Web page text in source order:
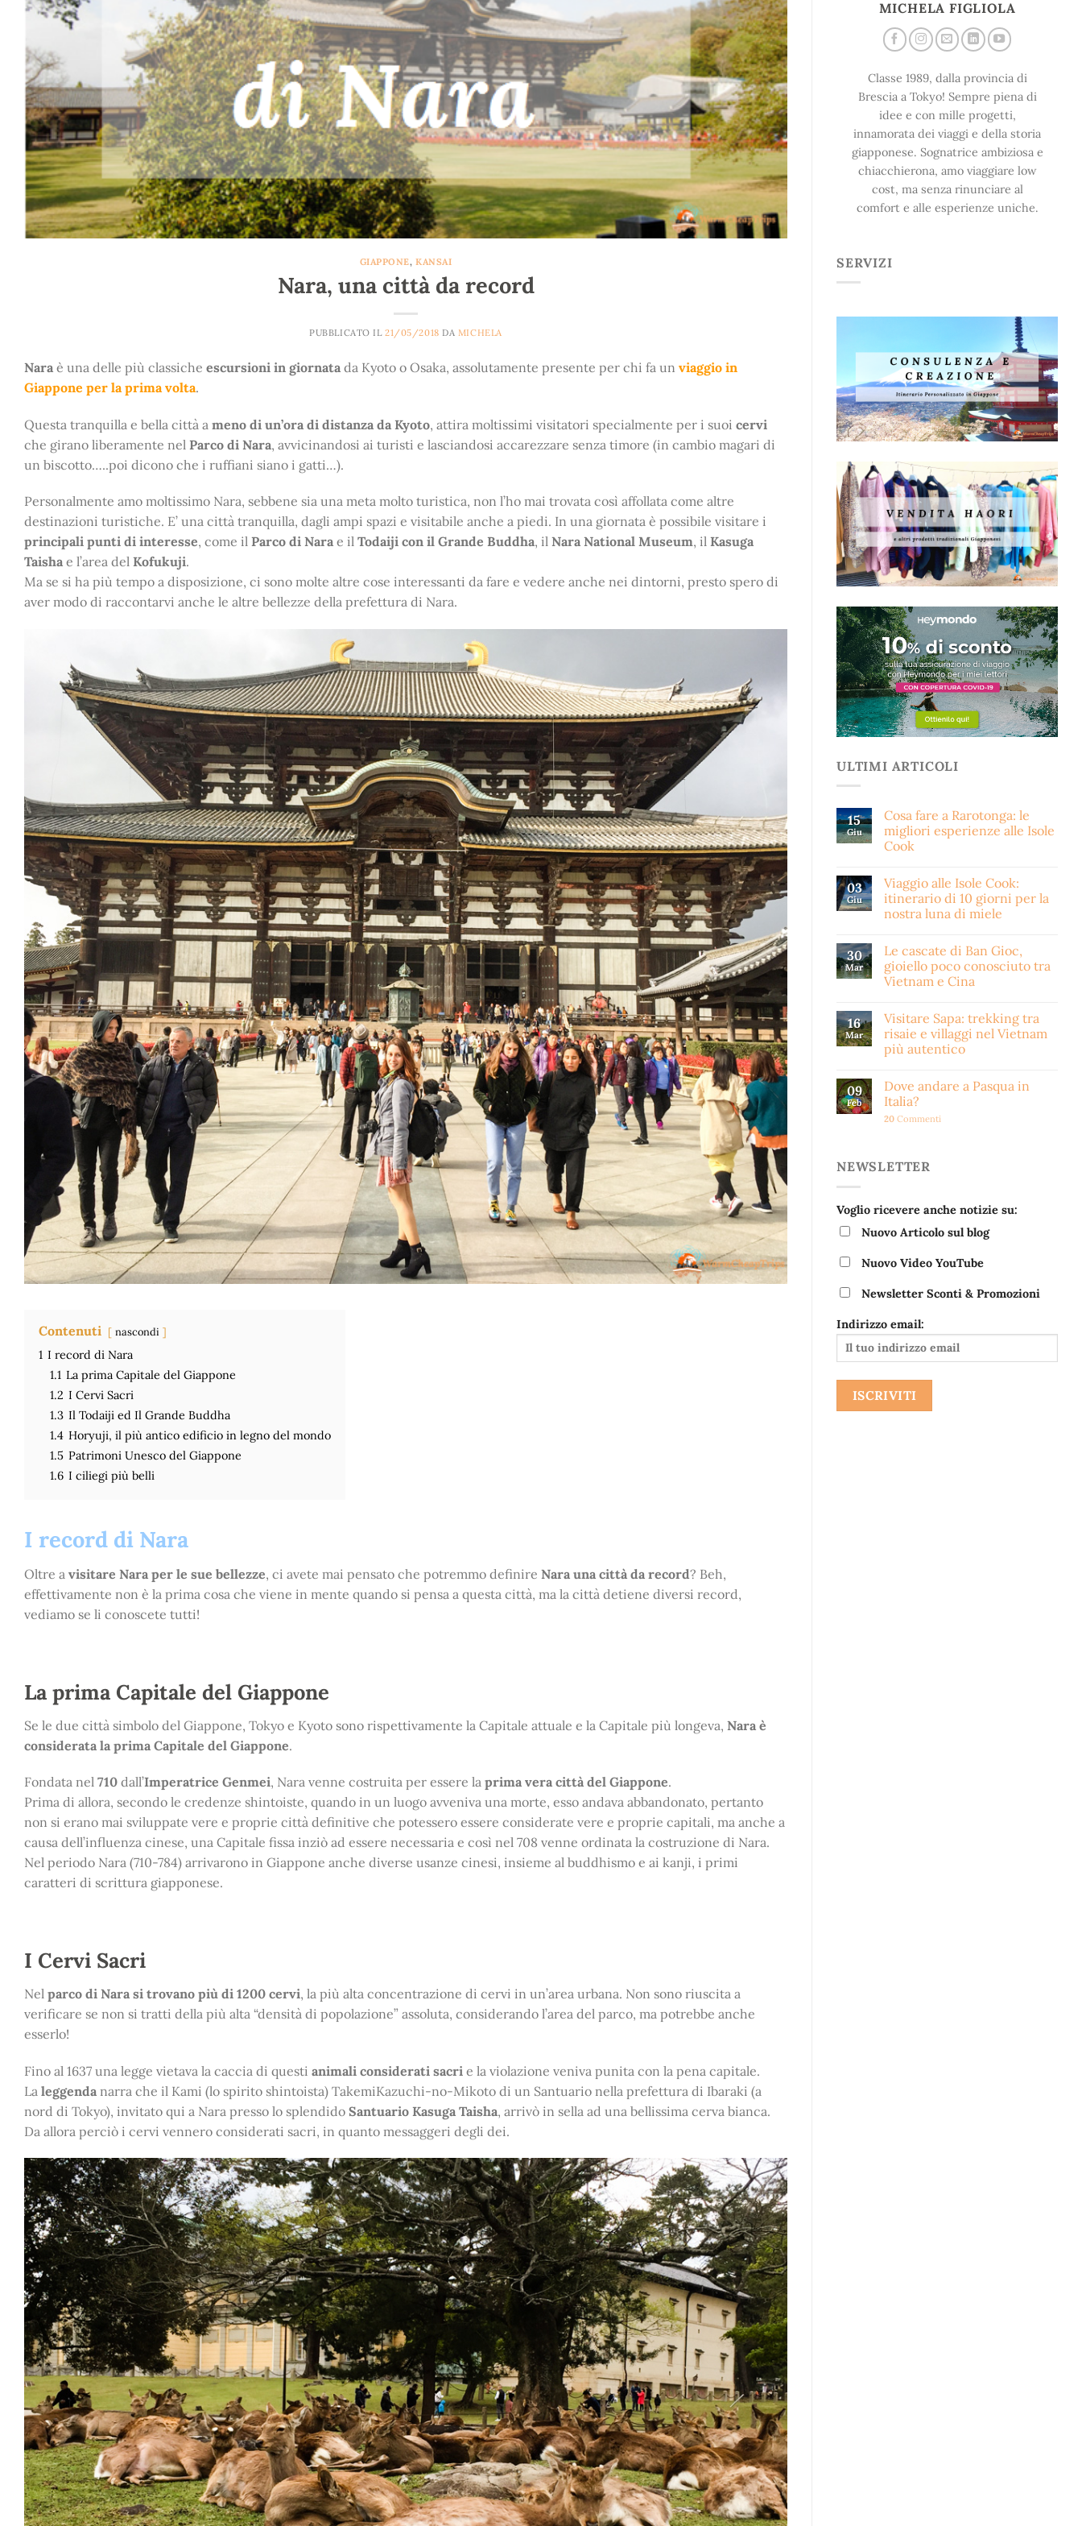
GIAPPONE,KANSAI
Nara, una città da record
PUBBLICATO IL21/05/2018 DA MICHELA
Nara è una delle più classiche escursioni in giornata da Kyoto o Osaka, assolutamente presente per chi fa un viaggio in
Giappone per la prima volta.
Questa tranquilla e bella città a meno di un’ora di distanza da Kyoto, attira moltissimi visitatori specialmente per i suoi cervi
che girano liberamente nel Parco di Nara, avvicinandosi ai turisti e lasciandosi accarezzare senza timore (in cambio magari di
un biscotto…..poi dicono che i ruffiani siano i gatti…).
Personalmente amo moltissimo Nara, sebbene sia una meta molto turistica, non l’ho mai trovata così affollata come altre
destinazioni turistiche. E’ una città tranquilla, dagli ampi spazi e visitabile anche a piedi. In una giornata è possibile visitare i
principali punti di interesse, come il Parco di Nara e il Todaiji con il Grande Buddha, il Nara National Museum, il Kasuga
Taisha e l’area del Kofukuji.
Ma se si ha più tempo a disposizione, ci sono molte altre cose interessanti da fare e vedere anche nei dintorni, presto spero di
aver modo di raccontarvi anche le altre bellezze della prefettura di Nara.
Contenuti nascondi
1 I record di Nara
1.1 La prima Capitale del Giappone
1.2 I Cervi Sacri
1.3 Il Todaiji ed Il Grande Buddha
1.4 Horyuji, il più antico edificio in legno del mondo
1.5 Patrimoni Unesco del Giappone
1.6 I ciliegi più belli
I record di Nara
Oltre a visitare Nara per le sue bellezze, ci avete mai pensato che potremmo definire Nara una città da record? Beh,
effettivamente non è la prima cosa che viene in mente quando si pensa a questa città, ma la città detiene diversi record,
vediamo se li conoscete tutti!
La prima Capitale del Giappone
Se le due città simbolo del Giappone, Tokyo e Kyoto sono rispettivamente la Capitale attuale e la Capitale più longeva, Nara è
considerata la prima Capitale del Giappone.
Fondata nel 710 dall’Imperatrice Genmei, Nara venne costruita per essere la prima vera città del Giappone.
Prima di allora, secondo le credenze shintoiste, quando in un luogo avveniva una morte, esso andava abbandonato, pertanto
non si erano mai sviluppate vere e proprie città definitive che potessero essere considerate vere e proprie capitali, ma anche a
causa dell’influenza cinese, una Capitale fissa inziò ad essere necessaria e così nel 708 venne ordinata la costruzione di Nara.
Nel periodo Nara (710-784) arrivarono in Giappone anche diverse usanze cinesi, insieme al buddhismo e ai kanji, i primi
caratteri di scrittura giapponese.
I Cervi Sacri
Nel parco di Nara si trovano più di 1200 cervi, la più alta concentrazione di cervi in un’area urbana. Non sono riuscita a
verificare se non si tratti della più alta “densità di popolazione” assoluta, considerando l’area del parco, ma potrebbe anche
esserlo!
Fino al 1637 una legge vietava la caccia di questi animali considerati sacri e la violazione veniva punita con la pena capitale.
La leggenda narra che il Kami (lo spirito shintoista) TakemiKazuchi-no-Mikoto di un Santuario nella prefettura di Ibaraki (a
nord di Tokyo), invitato qui a Nara presso lo splendido Santuario Kasuga Taisha, arrivò in sella ad una bellissima cerva bianca.
Da allora perciò i cervi vennero considerati sacri, in quanto messaggeri degli dei.
MICHELA FIGLIOLA
Classe 1989, dalla provincia di
Brescia a Tokyo! Sempre piena di
idee e con mille progetti,
innamorata dei viaggi e della storia
giapponese. Sognatrice ambiziosa e
chiacchierona, amo viaggiare low
cost, ma senza rinunciare al
comfort e alle esperienze uniche.
SERVIZI
ULTIMI ARTICOLI
15
Giu
Cosa fare a Rarotonga: le
migliori esperienze alle Isole
Cook
03
Giu
Viaggio alle Isole Cook:
itinerario di 10 giorni per la
nostra luna di miele
30
Mar
Le cascate di Ban Gioc,
gioiello poco conosciuto tra
Vietnam e Cina
16
Mar
Visitare Sapa: trekking tra
risaie e villaggi nel Vietnam
più autentico
09
Feb
Dove andare a Pasqua in
Italia?
20 Commenti
NEWSLETTER
Voglio ricevere anche notizie su:
Nuovo Articolo sul blog
Nuovo Video YouTube
Newsletter Sconti & Promozioni
Indirizzo email: